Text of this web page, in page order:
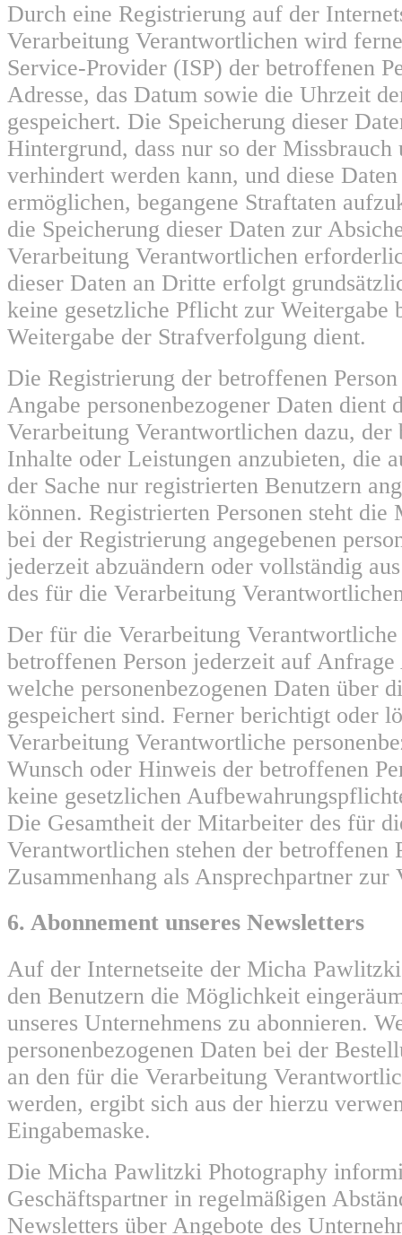
Durch eine Registrierung auf der
Verarbeitung Verantwortlichen wird
Service-Provider (ISP) der betroffenen
Adresse, das Datum sowie die Uhrzeit
gespeichert. Die Speicherung dieser
Hintergrund, dass nur so der Missbrauch
verhindert werden kann, und diese
ermöglichen, begangene Straftaten
die Speicherung dieser Daten zur
Verarbeitung Verantwortlichen
dieser Daten an Dritte erfolgt
keine gesetzliche Pflicht zur Weitergabe
Weitergabe der Strafverfolgung dient.
Die Registrierung der betroffenen
Angabe personenbezogener Daten dient
Verarbeitung Verantwortlichen dazu, der
Inhalte oder Leistungen anzubieten, die
der Sache nur registrierten Benutzern
können. Registrierten Personen steht
bei der Registrierung angegebenen
jederzeit abzuändern oder vollständig
des für die Verarbeitung
Der für die Verarbeitung
betroffenen Person jederzeit auf
welche personenbezogenen Daten über
gespeichert sind. Ferner berichtigt oder
Verarbeitung Verantwortliche
Wunsch oder Hinweis der betroffenen
keine gesetzlichen
Die Gesamtheit der Mitarbeiter des für
Verantwortlichen stehen der betroffenen
Zusammenhang als Ansprechpartner zur
6. Abonnement unseres Newsletters
Auf der Internetseite der Micha
den Benutzern die Möglichkeit
unseres Unternehmens zu abonnieren.
personenbezogenen Daten bei der
an den für die Verarbeitung
werden, ergibt sich aus der hierzu
Eingabemaske.
Die Micha Pawlitzki Photography
Geschäftspartner in regelmäßigen
Newsletters über Angebote des